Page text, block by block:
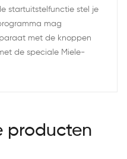
startuitstelfunctie stel je
mag
met de knoppen
de speciale Miele-
producten